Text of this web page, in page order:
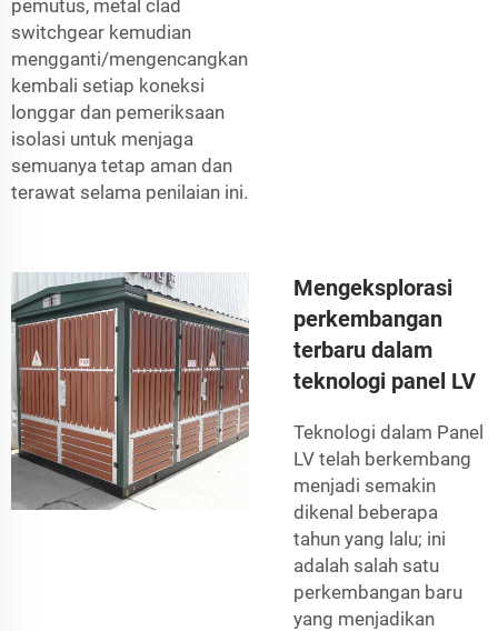
pemutus, metal clad
switchgear kemudian
mengganti/mengencangkan
kembali setiap koneksi
longgar dan pemeriksaan
isolasi untuk menjaga
semuanya tetap aman dan
terawat selama penilaian ini.
Mengeksplorasi
perkembangan
terbaru dalam
teknologi panel LV
Teknologi dalam Panel
LV telah berkembang
menjadi semakin
dikenal beberapa
tahun yang lalu; ini
adalah salah satu
perkembangan baru
yang menjadikan